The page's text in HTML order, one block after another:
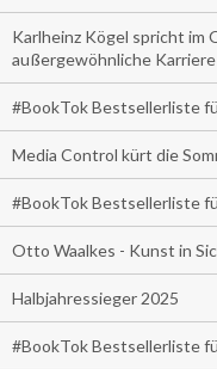
Karlheinz Kögel spricht im
außergewöhnliche Karriere
#BookTok Bestsellerliste
Media Control kürt die
#BookTok Bestsellerliste
Otto Waalkes - Kunst in
Halbjahressieger 2025
#BookTok Bestsellerliste